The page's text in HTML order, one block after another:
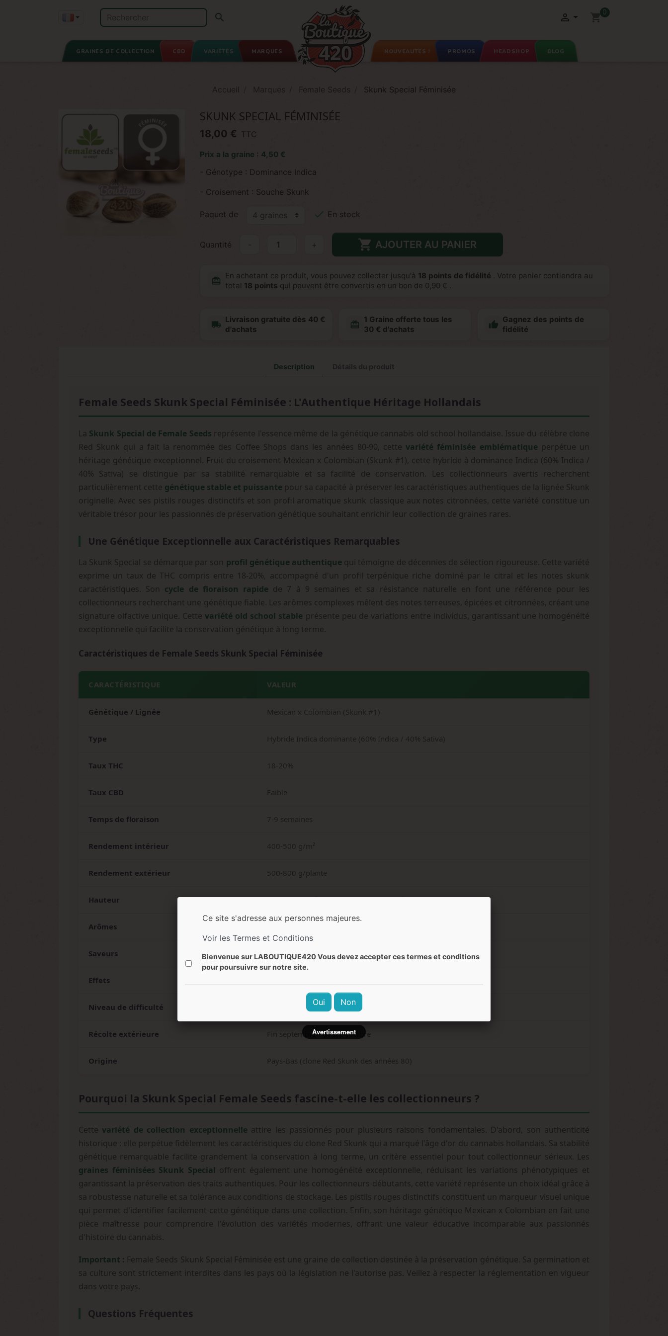
  shopping_cart0
GRAINES DE COLLECTION CBD VARIÉTÉS MARQUES NOUVEAUTÉS ! PROMOS HEADSHOP BLOG
Accueil Marques Female Seeds Skunk Special Féminisée
SKUNK SPECIAL FÉMINISÉE
18,00 € TTC
Prix a la graine : 4,50 €
- Génotype : Dominance Indica
- Croisement : Souche Skunk
Paquet de  En stock
Quantité +  AJOUTER AU PANIER
redeem
En achetant ce produit, vous pouvez collecter jusqu'à 18 points de fidélité . Votre panier contiendra au
total 18 points qui peuvent être convertis en un bon de 0,90 € .
local_shipping
Livraison gratuite dès 40 €
d'achats
redeem
1 Graine offerte tous les
30 € d'achats

Gagnez des points de
fidélité
Description
Female Seeds Skunk Special Féminisée : L'Authentique Héritage Hollandais
La Skunk Special de Female Seeds représente l'essence même de la génétique cannabis old school hollandaise. Issue du célèbre clone
Red Skunk qui a fait la renommée des Coffee Shops dans les années 80-90, cettevariété féminisée emblématiqueperpétue un
héritage génétique exceptionnel. Fruit du croisement Mexican x Colombian (Skunk #1), cette hybride à dominance Indica (60% Indica /
40% Sativa) se distingue par sa stabilité remarquable et sa facilité de conservation. Les collectionneurs avertis recherchent
particulièrement cette génétique stable et puissante pour sa capacité à préserver les caractéristiques authentiques de la lignée Skunk
originelle. Avec ses pistils rouges distinctifs et son profil aromatique skunk classique aux notes citronnées, cette variété constitue un
véritable trésor pour les passionnés de préservation génétique souhaitant enrichir leur collection de graines rares.
Une Génétique Exceptionnelle aux Caractéristiques Remarquables
La Skunk Special se démarque par son profil génétique authentique qui témoigne de décennies de sélection rigoureuse. Cette variété
exprime un taux de THC compris entre 18-20%, accompagné d'un profil terpénique riche dominé par le citral et les notes skunk
caractéristiques. Son cycle de floraison rapide de 7 à 9 semaines et sa résistance naturelle en font une référence pour les
collectionneurs recherchant une génétique fiable. Les arômes complexes mêlent des notes terreuses, épicées et citronnées, créant une
signature olfactive unique. Cettevariété old school stable présente peu de variations entre individus, garantissant une homogénéité
exceptionnelle qui facilite la conservation génétique à long terme.
Caractéristiques de Female Seeds Skunk Special Féminisée
CARACTÉRISTIQUE VALEUR
Génétique / Lignée Mexican x Colombian (Skunk #1)
Type Hybride Indica dominante (60% Indica / 40% Sativa)
Taux THC 18-20%
Taux CBD Faible
Temps de floraison 7-9 semaines
Rendement intérieur 400-500 g/m²
Rendement extérieur 500-800 g/plante
Hauteur 70-90 cm (intérieur) / 100-200 cm (extérieur)
Arômes
Saveurs Aigre-douce, fruité, orange, skunk
Effets
Niveau de difficulté
Récolte extérieure Fin septembre - début octobre
Origine Pays-Bas (clone Red Skunk des années 80)
Pourquoi la Skunk Special Female Seeds fascine-t-elle les collectionneurs ?
Cettevariété de collection exceptionnelleattire les passionnés pour plusieurs raisons fondamentales. D'abord, son authenticité
historique : elle perpétue fidèlement les caractéristiques du clone Red Skunk qui a marqué l'âge d'or du cannabis hollandais. Sa stabilité
génétique remarquable facilite grandement la conservation à long terme, un critère essentiel pour tout collectionneur sérieux. Les
graines féminisées Skunk Special offrent également une homogénéité exceptionnelle, réduisant les variations phénotypiques et
garantissant la préservation des traits authentiques. Pour les collectionneurs débutants, cette variété représente un choix idéal grâce à
sa robustesse naturelle et sa tolérance aux conditions de stockage. Les pistils rouges distinctifs constituent un marqueur visuel unique
qui permet d'identifier facilement cette génétique dans une collection. Enfin, son héritage génétique Mexican x Colombian en fait une
pièce maîtresse pour comprendre l'évolution des variétés modernes, offrant une valeur éducative incomparable aux passionnés
d'histoire du cannabis.
Important : Female Seeds Skunk Special Féminisée est une graine de collection destinée à la préservation génétique. Sa germination et
sa culture sont strictement interdites dans les pays où la législation ne l'autorise pas. Veillez à respecter la réglementation en vigueur
dans votre pays.
Questions Fréquentes
Ce site s'adresse aux personnes majeures.
Voir les Termes et Conditions
Bienvenue sur LABOUTIQUE420 Vous devez accepter ces termes et conditions
pour poursuivre sur notre site.
Oui Non
Avertissement